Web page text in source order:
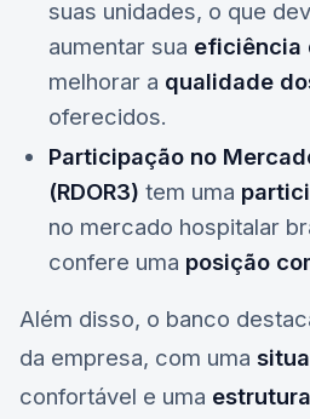
suas unidades, o que
aumentar sua eficiência
melhorar a qualidade
oferecidos.
Participação no
(RDOR3) tem uma
no mercado hospitalar
confere uma posição
Além disso, o banco
da empresa, com uma
confortável e uma